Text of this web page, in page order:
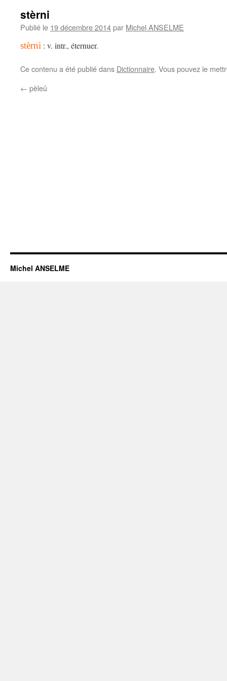
stèrni
Publié le 19 décembre 2014par Michel ANSELME
stèrni : v. intr., éternuer.
Ce contenu a été publié dans Dictionnaire. Vous pouvez le
← pèleû
Michel ANSELME